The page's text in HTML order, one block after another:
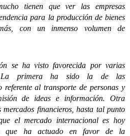
tienen que ver las empresas
para la producción de bienes
con un inmenso volumen de
visto favorecida por varias
La primera ha sido la de las
referente al transporte de personas y
de ideas e información. Otra
financieros, hasta tal punto
el mercado internacional es hoy
que ha actuado en favor de la